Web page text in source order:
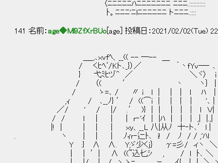
〈ﾆﾆﾆﾆﾆﾊﾆﾆﾆﾆﾆﾆﾆ ﾆﾆﾆ.:::::::::::
ﾄ。ﾆﾆﾆ'ﾆlﾆﾆﾆﾆﾆﾆ トﾆﾆﾆ.::::
141 名前： age◆Ml9ZfXrBUo [age] 投稿日：2021/02/02(Tue)
＿_,､ｘvfﾍ、__(( -- ─-- ＿
/ くﾋﾍﾞ/Kト､_}）／ ｀丶ｆYv─‐ ､
} 弋ﾐﾋヅ^ ／ ＼ヾ〉 i
/ （( ′ 丶 ヽ｝ |
/ ゝ=､ / 〃 i l | | | l ﾊ |
,ｨ / ､__ﾉ} ′ / ((⌒i | | | ｜ '､ |
／/ ' / |/ .′ )} | | | | | ｌ Ｖ|
/ / ｌ | | | r‐'ｲ | |ﾊ | | | ,| |.,|
|! | | | | ｘy、__L 八|从ﾉ 十‐ト､′l |
. ヽ | | | ﾉｨｒ‐辷ﾄ､ i! / ﾉ / / ,'ﾊl
Y :} ∧ ∧. Y;ゞ少くj｝ γ=彡/ ィヽ ＼
| | ′| ∧ ((~込匕ｼ , / l ﾄ､ ＼